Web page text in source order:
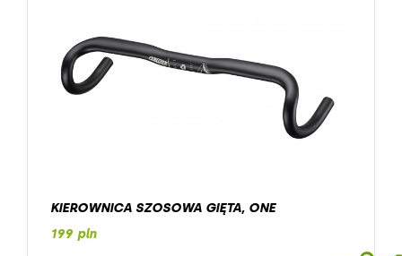
KIEROWNICA SZOSOWA GIĘTA, ONE
199 pln